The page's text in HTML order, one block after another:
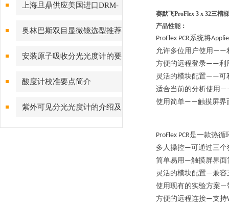
上海旦鼎供应美国进口DRM-
BTD核辐射检测仪原理021-
奥林巴斯双目显微镜选型推荐
安装原子吸收分光光度计的要
求事项
酸度计校准要点简介
紫外可见分光光度计的介绍及
与红外分光光度计的区别
赛默飞ProFlex 3 x 32三槽
产品性能：
ProFlex PCR系统将
允许多位用户使用 ——
方便的远程登录——利
灵活的模块配置——可
适合当前的分析使用
使用简单——触摸屏界
ProFlex PCR是一款热循
多人操控—可通过三个
简单易用 —触摸屏界面
灵活的模块配置—兼容
使用现有的实验方案—
方便的远程连接—支持